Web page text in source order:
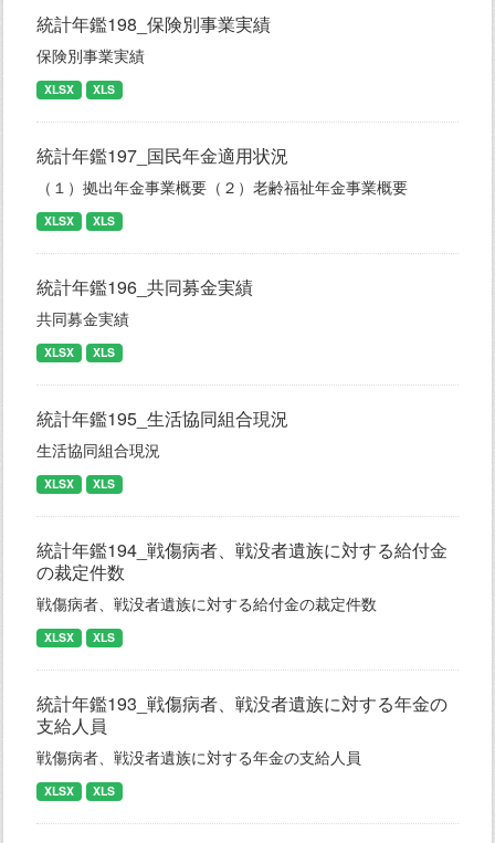
統計年鑑198_保険別事業実績
保険別事業実績
XLSX XLS
統計年鑑197_国民年金適用状況
（１）拠出年金事業概要（２）老齢福祉年金事業概要
XLSX XLS
統計年鑑196_共同募金実績
共同募金実績
XLSX XLS
統計年鑑195_生活協同組合現況
生活協同組合現況
XLSX XLS
統計年鑑194_戦傷病者、戦没者遺族に対する給付金
の裁定件数
戦傷病者、戦没者遺族に対する給付金の裁定件数
XLSX XLS
統計年鑑193_戦傷病者、戦没者遺族に対する年金の
支給人員
戦傷病者、戦没者遺族に対する年金の支給人員
XLSX XLS